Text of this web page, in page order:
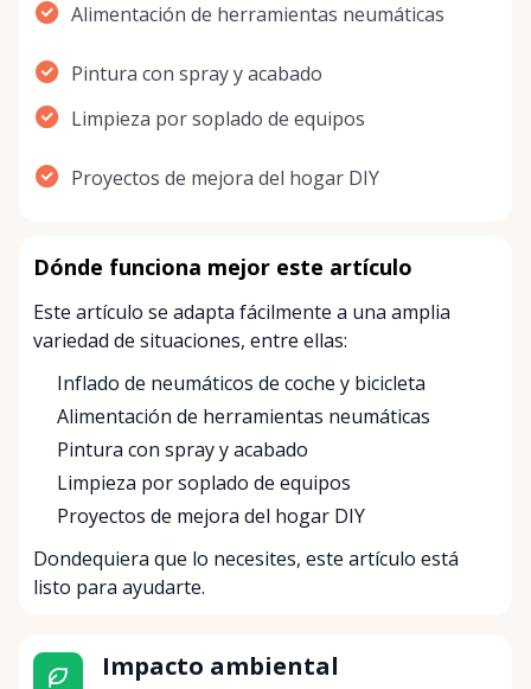
Alimentación de herramientas neumáticas
Pintura con spray y acabado
Limpieza por soplado de equipos
Proyectos de mejora del hogar DIY
Dónde funciona mejor este artículo
Este artículo se adapta fácilmente a una amplia
variedad de situaciones, entre ellas:
Inflado de neumáticos de coche y bicicleta
Alimentación de herramientas neumáticas
Pintura con spray y acabado
Limpieza por soplado de equipos
Proyectos de mejora del hogar DIY
Dondequiera que lo necesites, este artículo está
listo para ayudarte.
Impacto ambiental